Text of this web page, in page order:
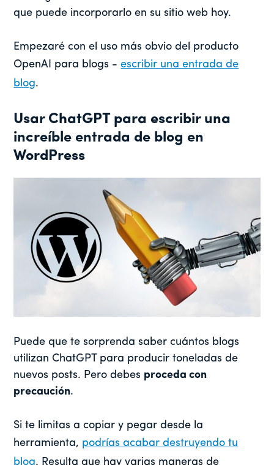
que puede incorporarlo en su sitio web hoy.
Empezaré con el uso más obvio del producto
OpenAI para blogs -escribir una entrada de
blog.
Usar ChatGPT para escribir una
increíble entrada de blog en
WordPress
Puede que te sorprenda saber cuántos blogs
utilizan ChatGPT para producir toneladas de
nuevos posts. Pero debes proceda con
precaución.
Si te limitas a copiar y pegar desde la
herramienta, podrías acabar destruyendo tu
blog. Resulta que hay varias maneras de